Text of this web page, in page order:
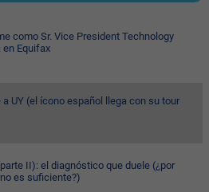
como Sr. Vice President Technology
en Equifax
a UY (el ícono español llega con su tour
II): el diagnóstico que duele (¿por
es suficiente?)